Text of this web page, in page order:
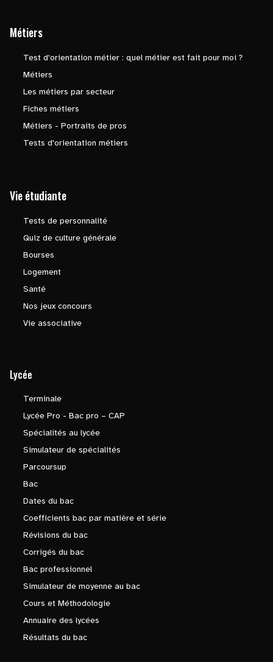
Métiers
Test d'orientation métier : quel métier est fait pour moi ?
Métiers
Les métiers par secteur
Fiches métiers
Métiers - Portraits de pros
Tests d'orientation métiers
Vie étudiante
Tests de personnalité
Quiz de culture générale
Bourses
Logement
Santé
Nos jeux concours
Vie associative
Lycée
Terminale
Lycée Pro - Bac pro – CAP
Spécialités au lycée
Simulateur de spécialités
Parcoursup
Bac
Dates du bac
Coefficients bac par matière et série
Révisions du bac
Corrigés du bac
Bac professionnel
Simulateur de moyenne au bac
Cours et Méthodologie
Annuaire des lycées
Résultats du bac